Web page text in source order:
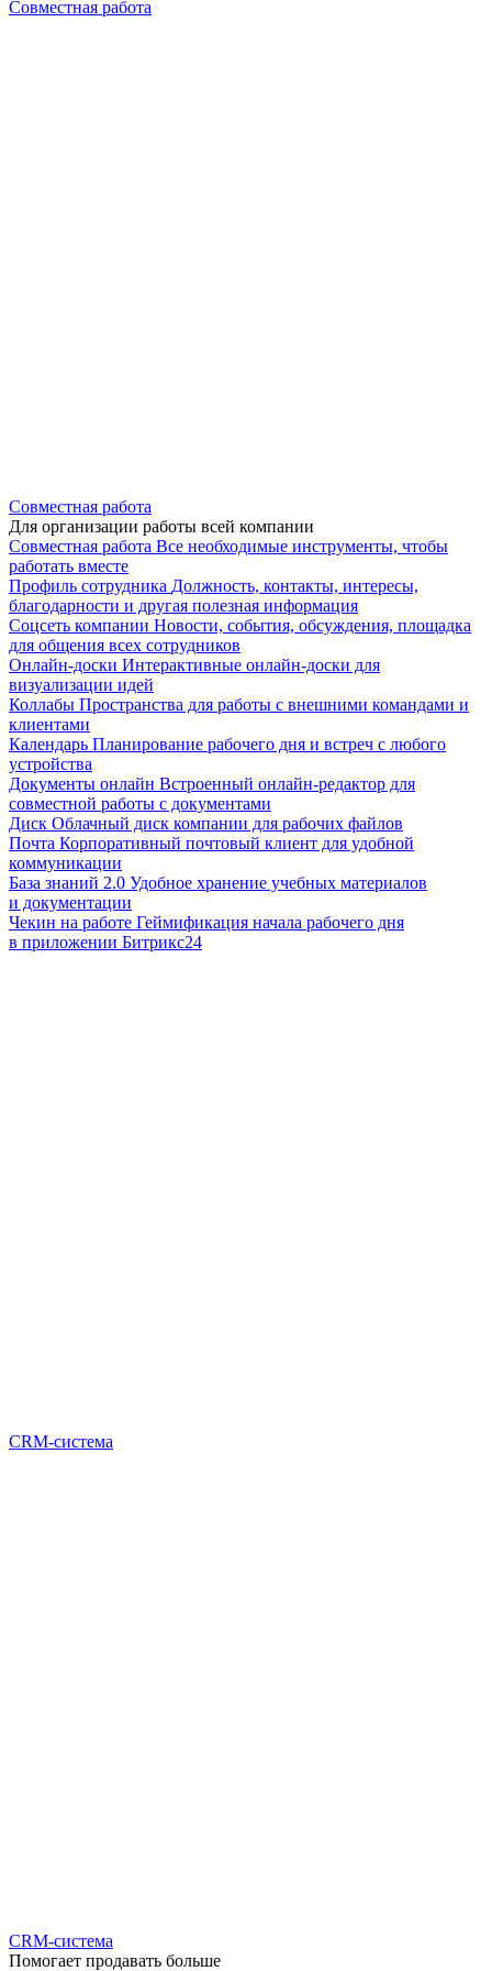
Совместная работа
Совместная работа
Для организации работы всей компании
Совместная работа Все необходимые инструменты, чтобы
работать вместе
Профиль сотрудника Должность, контакты, интересы,
благодарности и другая полезная информация
Соцсеть компании Новости, события, обсуждения, площадка
для общения всех сотрудников
Онлайн-доски Интерактивные онлайн-доски для
визуализации идей
Коллабы Пространства для работы с внешними командами и
клиентами
Календарь Планирование рабочего дня и встреч с любого
устройства
Документы онлайн Встроенный онлайн-редактор для
совместной работы с документами
Диск Облачный диск компании для рабочих файлов
Почта Корпоративный почтовый клиент для удобной
коммуникации
База знаний 2.0 Удобное хранение учебных материалов
и документации
Чекин на работе Геймификация начала рабочего дня
в приложении Битрикс24
CRM-система
CRM-система
Помогает продавать больше